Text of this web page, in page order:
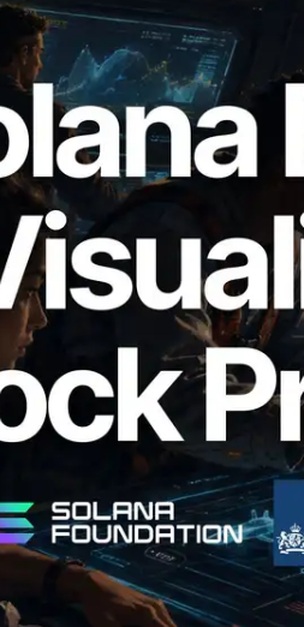
lança Solana Block
o tempo de
por slot e o validador